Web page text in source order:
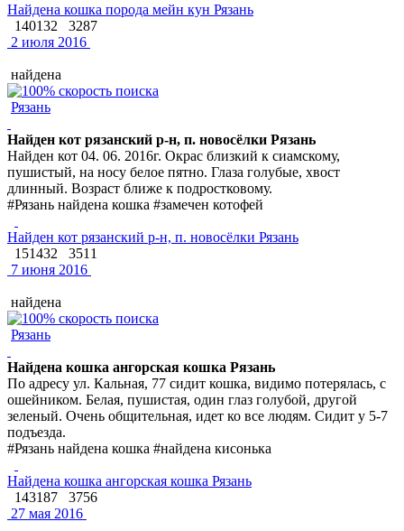
Найдена кошка порода мейн кун Рязань
140132
3287
2 июля 2016
найдена
Рязань
Найден кот рязанский р-н, п. новосёлки Рязань
Найден кот 04. 06. 2016г. Окрас близкий к сиамскому,
пушистый, на носу белое пятно. Глаза голубые, хвост
длинный. Возраст ближе к подростковому.
#Рязань найдена кошка #замечен котофей
Найден кот рязанский р-н, п. новосёлки Рязань
151432
3511
7 июня 2016
найдена
Рязань
Найдена кошка ангорская кошка Рязань
По адресу ул. Кальная, 77 сидит кошка, видимо потерялась, с
ошейником. Белая, пушистая, один глаз голубой, другой
зеленый. Очень общительная, идет ко все людям. Сидит у 5-7
подъезда.
#Рязань найдена кошка #найдена кисонька
Найдена кошка ангорская кошка Рязань
143187
3756
27 мая 2016